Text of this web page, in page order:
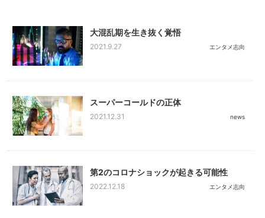
大混乱期を生き抜く覚悟
2021.9.27 エンタメ志向
スーパーコールドの正体
2021.12.31 news
第2のコロナショックが起きる可能性
2022.12.18 エンタメ志向